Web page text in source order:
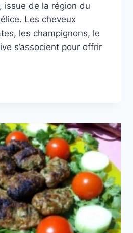
issue de la région du
Les cheveux
les champignons, le
s’associent pour offrir